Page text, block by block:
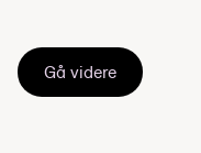
Gå videre